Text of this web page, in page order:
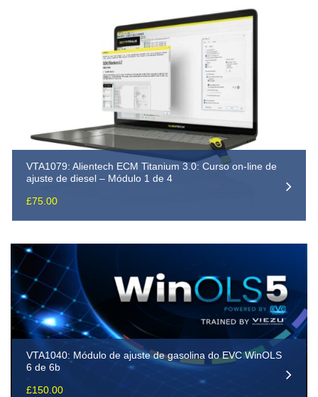
VTA1079: Alientech ECM Titanium 3.0: Curso on-line de
ajuste de diesel – Módulo 1 de 4
£75.00
VTA1040: Módulo de ajuste de gasolina do EVC WinOLS
6 de 6b
£150.00